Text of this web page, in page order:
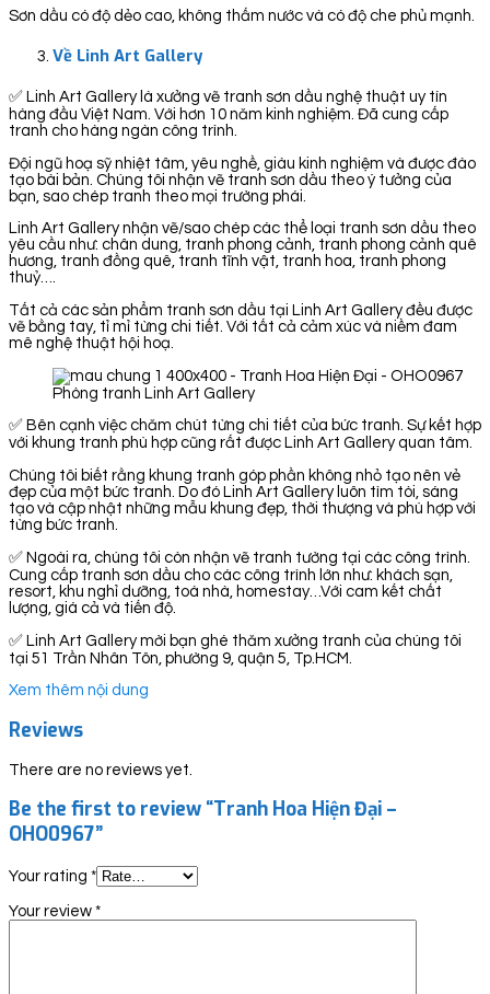
Sơn dầu có độ dẻo cao, không thấm nước và có độ che phủ mạnh.
Về Linh Art Gallery
✅ Linh Art Gallery là xưởng vẽ tranh sơn dầu nghệ thuật uy tín
hàng đầu Việt Nam. Với hơn 10 năm kinh nghiệm. Đã cung cấp
tranh cho hàng ngàn công trình.
Đội ngũ hoạ sỹ nhiệt tâm, yêu nghề, giàu kinh nghiệm và được đào
tạo bài bản. Chúng tôi nhận vẽ tranh sơn dầu theo ý tưởng của
bạn, sao chép tranh theo mọi trường phái.
Linh Art Gallery nhận vẽ/sao chép các thể loại tranh sơn dầu theo
yêu cầu như: chân dung, tranh phong cảnh, tranh phong cảnh quê
hương, tranh đồng quê, tranh tĩnh vật, tranh hoa, tranh phong
thuỷ….
Tất cả các sản phẩm tranh sơn dầu tại Linh Art Gallery đều được
vẽ bằng tay, tỉ mỉ từng chi tiết. Với tất cả cảm xúc và niềm đam
mê nghệ thuật hội hoạ.
Phòng tranh Linh Art Gallery
✅ Bên cạnh việc chăm chút từng chi tiết của bức tranh. Sự kết hợp
với khung tranh phù hợp cũng rất được Linh Art Gallery quan tâm.
Chúng tôi biết rằng khung tranh góp phần không nhỏ tạo nên vẻ
đẹp của một bức tranh. Do đó Linh Art Gallery luôn tìm tòi, sáng
tạo và cập nhật những mẫu khung đẹp, thời thượng và phù hợp với
từng bức tranh.
✅ Ngoài ra, chúng tôi còn nhận vẽ tranh tường tại các công trình.
Cung cấp tranh sơn dầu cho các công trình lớn như: khách sạn,
resort, khu nghỉ dưỡng, toà nhà, homestay…Với cam kết chất
lượng, giá cả và tiến độ.
✅ Linh Art Gallery mời bạn ghé thăm xưởng tranh của chúng tôi
tại 51 Trần Nhân Tôn, phường 9, quận 5, Tp.HCM.
Xem thêm nội dung
Reviews
There are no reviews yet.
Be the first to review “Tranh Hoa Hiện Đại –
OHO0967”
Your rating *
Your review *